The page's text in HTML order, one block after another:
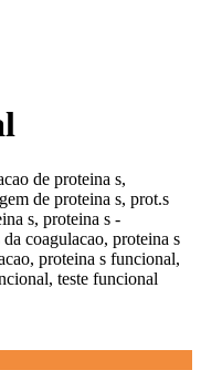
de proteina s,
de proteina s, prot.s
s, proteina s -
coagulacao, proteina s
proteina s funcional,
teste funcional